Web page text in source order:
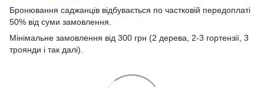
Бронювання саджанців відбувається по частковій передоплаті
50% від суми замовлення.
Мінімальне замовлення від 300 грн (2 дерева, 2-3 гортензії, 3
троянди і так далі).